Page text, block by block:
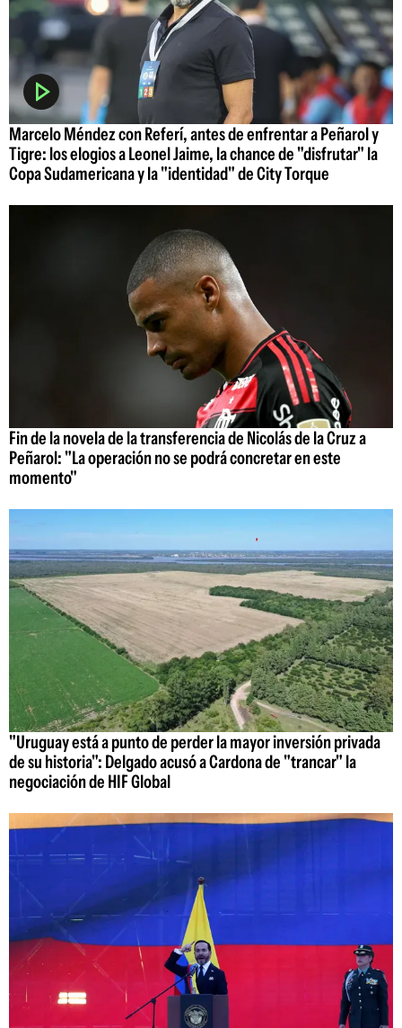
Marcelo Méndez con Referí, antes de enfrentar a Peñarol y
Tigre: los elogios a Leonel Jaime, la chance de "disfrutar" la
Copa Sudamericana y la "identidad" de City Torque
Fin de la novela de la transferencia de Nicolás de la Cruz a
Peñarol: "La operación no se podrá concretar en este
momento"
"Uruguay está a punto de perder la mayor inversión privada
de su historia": Delgado acusó a Cardona de "trancar" la
negociación de HIF Global